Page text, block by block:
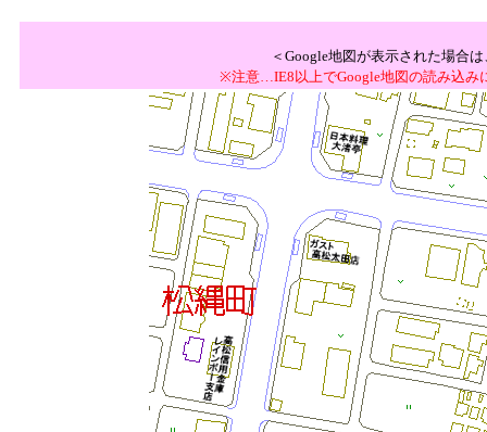
＜Google地図が表示された場合
※注意…IE8以上でGoogle地図の読み込み